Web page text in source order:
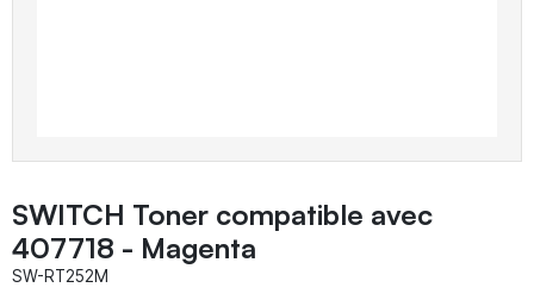
SWITCH Toner compatible avec
407718 - Magenta
SW-RT252M